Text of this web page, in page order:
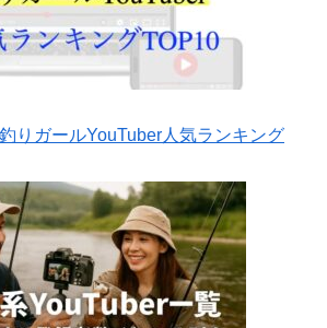
りガールYouTuber人気ランキング